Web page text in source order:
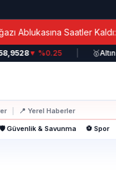
Saatler Kaldı: İran
▼ %0.25 | Altın
📍 Yerel Haberler
🛡️ Güvenlik & Savunma ⚽ Spor